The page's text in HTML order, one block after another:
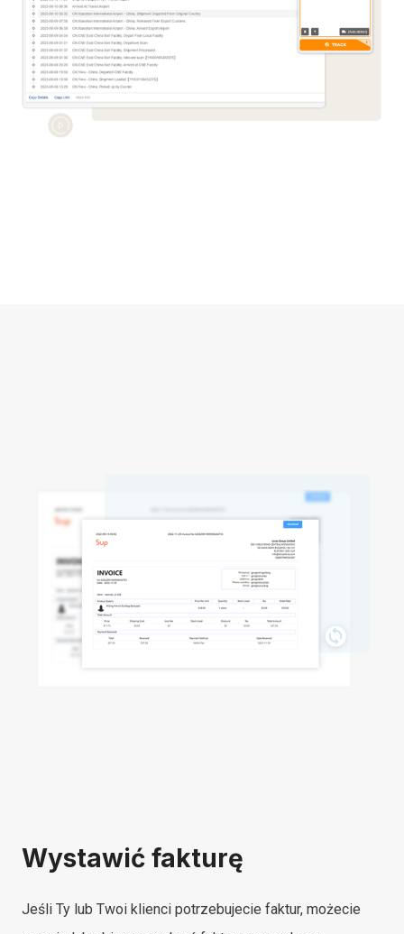
Wystawić fakturę
Jeśli Ty lub Twoi klienci potrzebujecie faktur, możecie